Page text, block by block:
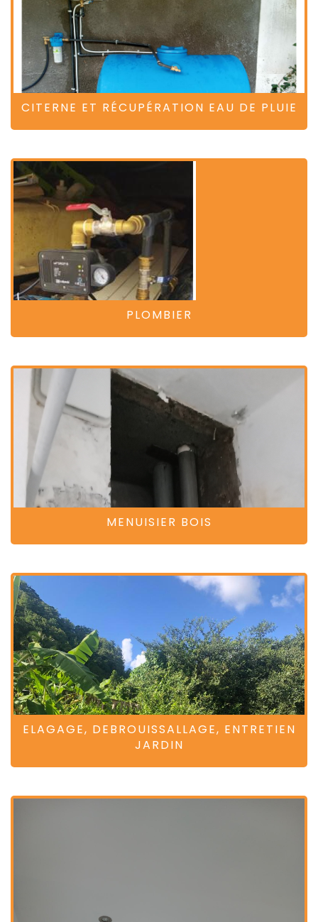
CITERNE ET RÉCUPÉRATION EAU DE PLUIE
PLOMBIER
MENUISIER BOIS
ELAGAGE, DEBROUISSALLAGE, ENTRETIEN
JARDIN